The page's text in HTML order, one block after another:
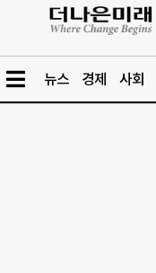
뉴스 경제 사회